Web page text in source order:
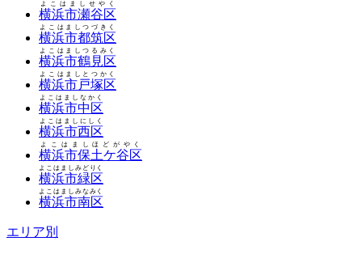
横浜市瀬谷区
よこはましせやく
横浜市都筑区
よこはましつづきく
横浜市鶴見区
よこはましつるみく
横浜市戸塚区
よこはましとつかく
横浜市中区
よこはましなかく
横浜市西区
よこはましにしく
横浜市保土ケ谷区
よこはましほどがやく
横浜市緑区
よこはましみどりく
横浜市南区
よこはましみなみく
エリア別